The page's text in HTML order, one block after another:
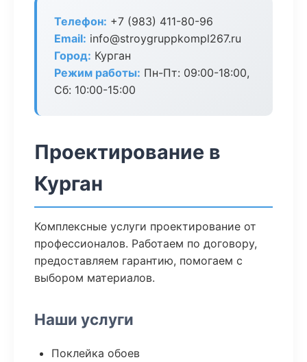
Телефон: +7 (983) 411-80-96
Email: info@stroygruppkompl267.ru
Город: Курган
Режим работы: Пн-Пт: 09:00-18:00,
Сб: 10:00-15:00
Проектирование в
Курган
Комплексные услуги проектирование от
профессионалов. Работаем по договору,
предоставляем гарантию, помогаем с
выбором материалов.
Наши услуги
Поклейка обоев